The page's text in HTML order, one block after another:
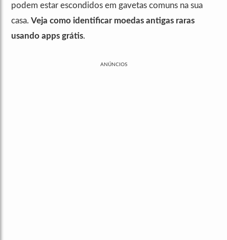
podem estar escondidos em gavetas comuns na sua
casa. Veja como identificar moedas antigas raras
usando apps grátis.
ANÚNCIOS